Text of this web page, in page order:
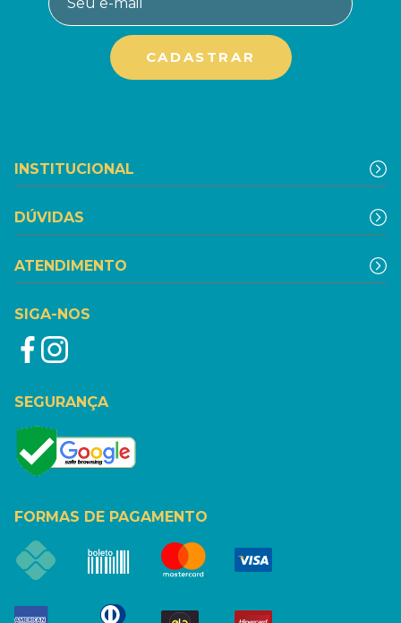
INSTITUCIONAL
DÚVIDAS
ATENDIMENTO
SIGA-NOS
SEGURANÇA
FORMAS DE PAGAMENTO